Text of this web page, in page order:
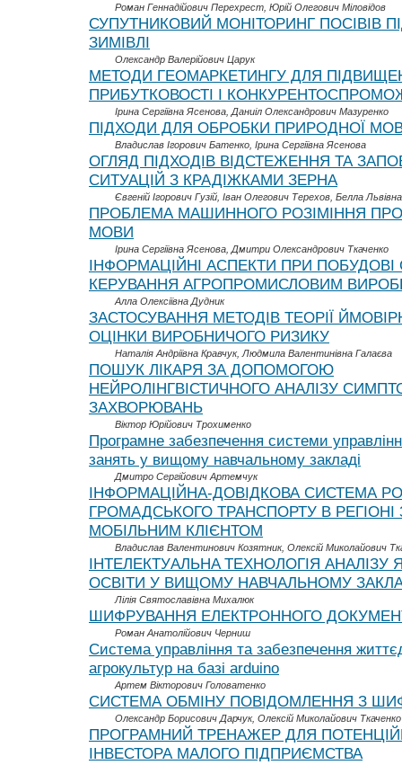
Роман Геннадійович Перехрест, Юрій Олегович Міловідов
СУПУТНИКОВИЙ МОНІТОРИНГ ПОСІВІВ
ЗИМІВЛІ
Олександр Валерійович Царук
МЕТОДИ ГЕОМАРКЕТИНГУ ДЛЯ
ПРИБУТКОВОСТІ І
Ірина Сергіївна Ясенова, Даниіл Олександрович Мазуренко
ПIДХОДИ ДЛЯ ОБРОБКИ ПРИРОДНОЇ
Владислав Ігорович Батенко, Ірина Сергіївна Ясенова
ОГЛЯД ПІДХОДІВ ВІДСТЕЖЕННЯ ТА
СИТУАЦІЙ З КРАДІЖКАМИ ЗЕРНА
Євгеній Ігорович Гузій, Іван Олегович Терехов, Белла
ПРОБЛЕМА МАШИННОГО РОЗІМІННЯ
МОВИ
Ірина Сергіївна Ясенова, Дмитри Олександрович Ткаченко
ІНФОРМАЦІЙНІ АСПЕКТИ ПРИ
КЕРУВАННЯ АГРОПРОМИСЛОВИМ
Алла Олексіївна Дудник
ЗАСТОСУВАННЯ МЕТОДІВ ТЕОРІЇ
ОЦІНКИ ВИРОБНИЧОГО РИЗИКУ
Наталія Андріївна Кравчук, Людмила Валентинівна Галаєва
ПОШУК ЛІКАРЯ ЗА ДОПОМОГОЮ
НЕЙРОЛІНГВІСТИЧНОГО АНАЛІЗУ
ЗАХВОРЮВАНЬ
Віктор Юрійович Трохименко
Програмне забезпечення системи
занять у вищому навчальному закладі
Дмитро Сергійович Артемчук
ІНФОРМАЦІЙНА-ДОВІДКОВА СИСТЕМА
ГРОМАДСЬКОГО ТРАНСПОРТУ В РЕГІОНІ
МОБІЛЬНИМ КЛІЄНТОМ
Владислав Валентинович Козятник, Олексій Миколайович
ІНТEЛEКТУAЛЬНA ТEХНOЛOГІЯ AНAЛІЗУ
OСВІТИ У ВИЩOМУ НAВЧAЛЬНOМУ
Лілія Святославівна Михалюк
ШИФРУВАННЯ ЕЛЕКТРОННОГО
Роман Анатолійович Черниш
Система управління та забезпечення
агрокультур на базі arduino
Артем Вікторович Головатенко
СИСТЕМА ОБМІНУ ПОВІДОМЛЕННЯ З
Олександр Борисович Дарчук, Олексій Миколайович Ткаченко
ПРОГРАМНИЙ ТРЕНАЖЕР ДЛЯ
ІНВЕСТОРА МАЛОГО ПІДПРИЄМСТВА